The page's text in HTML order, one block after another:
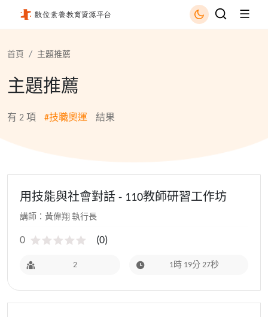
首頁 主題推薦
主題推薦
有 2 項 #技職奧運 結果
用技能與社會對話 - 110教師研習工作坊
講師：黃偉翔 執行長
0 (0)
2 1時 19分 27秒